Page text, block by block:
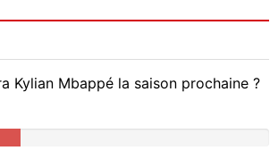
Kylian Mbappé la saison prochaine ?